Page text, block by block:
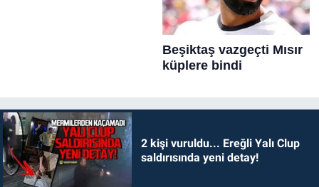
2 kişi vuruldu... Ereğli Yalı Clup
saldırısında yeni detay!